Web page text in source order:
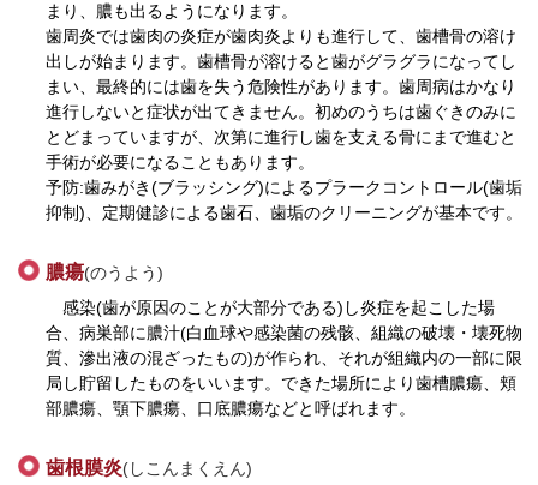
まり、膿も出るようになります。
歯周炎では歯肉の炎症が歯肉炎よりも進行して、歯槽骨の溶け
出しが始まります。歯槽骨が溶けると歯がグラグラになってし
まい、最終的には歯を失う危険性があります。歯周病はかなり
進行しないと症状が出てきません。初めのうちは歯ぐきのみに
とどまっていますが、次第に進行し歯を支える骨にまで進むと
手術が必要になることもあります。
予防:歯みがき(ブラッシング)によるプラークコントロール(歯垢
抑制)、定期健診による歯石、歯垢のクリーニングが基本です。
膿瘍(のうよう)
感染(歯が原因のことが大部分である)し炎症を起こした場
合、病巣部に膿汁(白血球や感染菌の残骸、組織の破壊・壊死物
質、滲出液の混ざったもの)が作られ、それが組織内の一部に限
局し貯留したものをいいます。できた場所により歯槽膿瘍、頬
部膿瘍、顎下膿瘍、口底膿瘍などと呼ばれます。
歯根膜炎(しこんまくえん)